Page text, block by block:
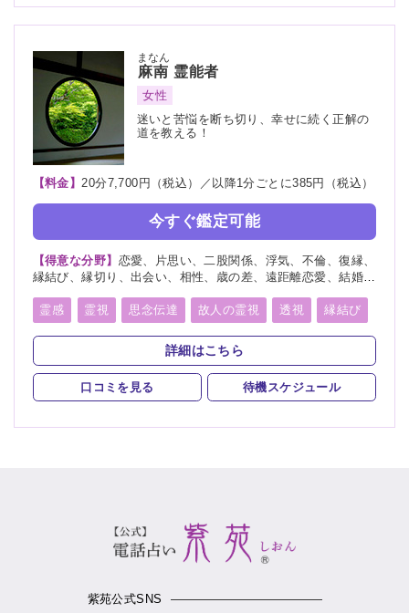
麻南
まなん
霊能者
女性
迷いと苦悩を断ち切り、幸せに続く正解の
道を教える！
【料金】 20分7,700円（税込）／以降1分ごとに385円（税込）
今すぐ鑑定可能
【得意な分野】 恋愛、片思い、二股関係、浮気、不倫、復縁、
縁結び、縁切り、出会い、相性、歳の差、遠距離恋愛、結婚、
路、学業、受験、仕事、就職、天職、転職、適職、経営、人間
関係、人生相談、健康、金運、引越し、開運、故人、生霊、相
手の気持ち、総合運、運勢、過去、未来、将来、心霊相談、心
霊写真、命名、改名、ペット、霊障、パラレルワールド、人探
し、物探し
霊感 霊視 思念伝達 故人の霊視 透視 縁結び
縁切り 未来予知 霊聴 霊査 霊眼 前世
後世 来世 神通力 死者霊の降霊 イタコ口寄せ
霊媒(憑依) オーラリーディング
スピリチュアルカウンセリング 言霊 千里眼 除霊
詳細はこちら
口コミを見る 待機スケジュール
紫苑公式SNS